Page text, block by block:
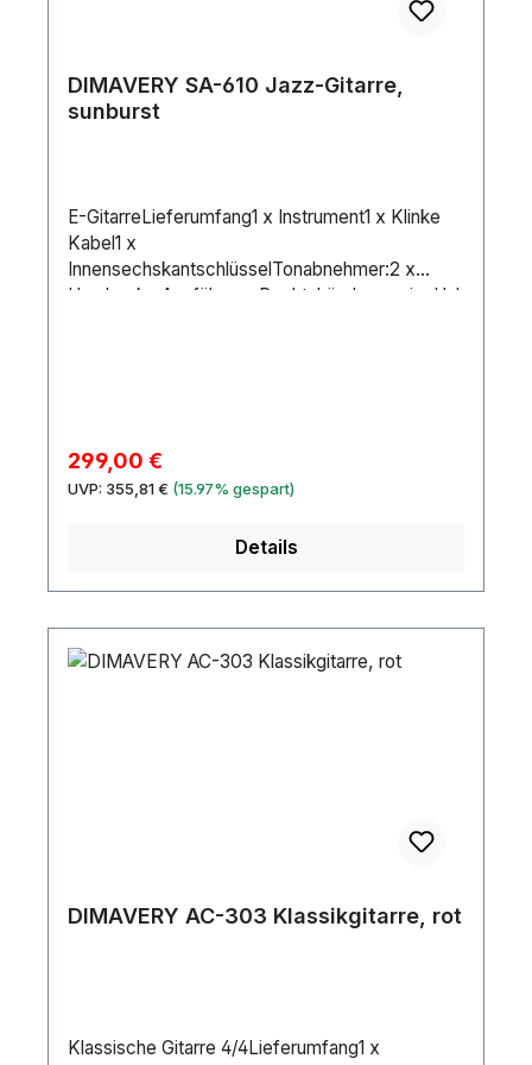
DIMAVERY SA-610 Jazz-Gitarre,
sunburst
E-GitarreLieferumfang1 x Instrument1 x Klinke
Kabel1 x
InnensechskantschlüsselTonabnehmer:2 x
HumbuckerAusführung:RechtshänderversionHal
maticHardware:VerchromtFarbe:Sunburst,
vintageGewicht:3,80 kgKorpusMaterial:Ahorn
Verkaufspreis:
299,00 €
UVP: Regulärer Preis:
355,81 € (15.97% gespart)
Details
DIMAVERY AC-303 Klassikgitarre, rot
Klassische Gitarre 4/4Lieferumfang1 x